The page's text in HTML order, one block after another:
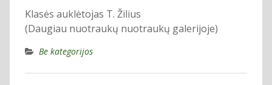
Klasės auklėtojas T. Žilius
(Daugiau nuotraukų nuotraukų galerijoje)
Be kategorijos